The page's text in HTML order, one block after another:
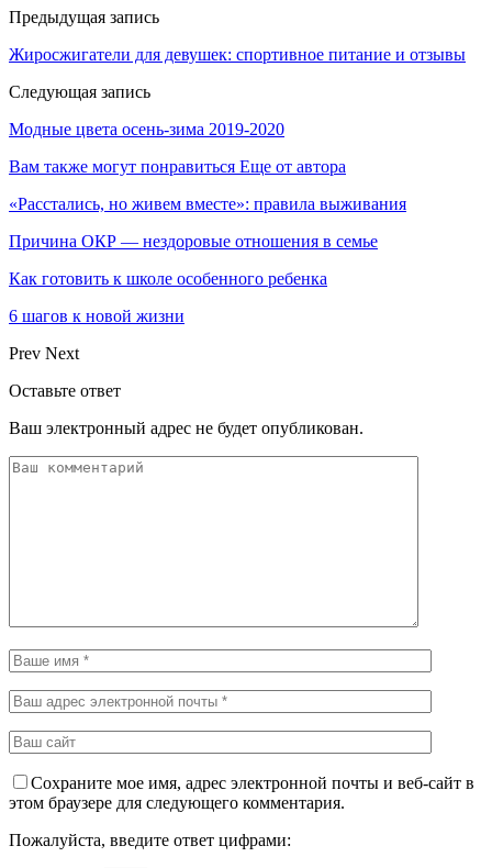
Предыдущая запись
Жиросжигатели для девушек: спортивное питание и отзывы
Следующая запись
Модные цвета осень-зима 2019-2020
Вам также могут понравиться Еще от автора
«Расстались, но живем вместе»: правила выживания
Причина ОКР — нездоровые отношения в семье
Как готовить к школе особенного ребенка
6 шагов к новой жизни
Prev Next
Оставьте ответ
Ваш электронный адрес не будет опубликован.
Сохраните мое имя, адрес электронной почты и веб-сайт в
этом браузере для следующего комментария.
Пожалуйста, введите ответ цифрами: